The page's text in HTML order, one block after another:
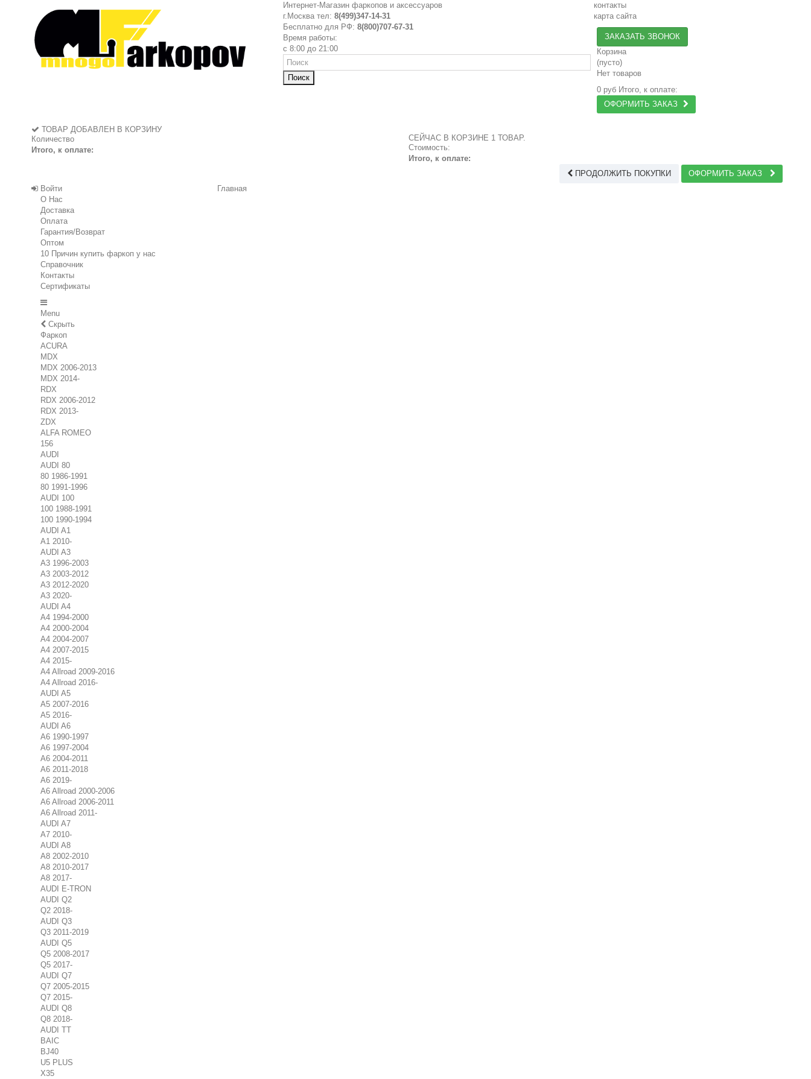
Интернет-Магазин фаркопов и аксессуаров
г.Москва тел: 8(499)347-14-31
Бесплатно для РФ: 8(800)707-67-31
Время работы:
с 8:00 до 21:00
Поиск
контакты
карта сайта
ЗАКАЗАТЬ ЗВОНОК
Корзина
(пусто)
Нет товаров
0 руб Итого, к оплате:
ОФОРМИТЬ ЗАКАЗ
ТОВАР ДОБАВЛЕН В КОРЗИНУ
Количество
Итого, к оплате:
СЕЙЧАС В КОРЗИНЕ 1 ТОВАР.
Стоимость:
Итого, к оплате:
ПРОДОЛЖИТЬ ПОКУПКИ
ОФОРМИТЬ ЗАКАЗ
Войти
Главная
О Нас
Доставка
Оплата
Гарантия/Возврат
Оптом
10 Причин купить фаркоп у нас
Справочник
Контакты
Сертификаты
Menu
Скрыть
Фаркоп
ACURA
MDX
MDX 2006-2013
MDX 2014-
RDX
RDX 2006-2012
RDX 2013-
ZDX
ALFA ROMEO
156
AUDI
AUDI 80
80 1986-1991
80 1991-1996
AUDI 100
100 1988-1991
100 1990-1994
AUDI A1
A1 2010-
AUDI A3
A3 1996-2003
A3 2003-2012
A3 2012-2020
A3 2020-
AUDI A4
A4 1994-2000
A4 2000-2004
A4 2004-2007
A4 2007-2015
A4 2015-
A4 Allroad 2009-2016
A4 Allroad 2016-
AUDI A5
A5 2007-2016
A5 2016-
AUDI A6
A6 1990-1997
A6 1997-2004
A6 2004-2011
A6 2011-2018
A6 2019-
A6 Allroad 2000-2006
A6 Allroad 2006-2011
A6 Allroad 2011-
AUDI A7
A7 2010-
AUDI A8
A8 2002-2010
A8 2010-2017
A8 2017-
AUDI E-TRON
AUDI Q2
Q2 2018-
AUDI Q3
Q3 2011-2019
AUDI Q5
Q5 2008-2017
Q5 2017-
AUDI Q7
Q7 2005-2015
Q7 2015-
AUDI Q8
Q8 2018-
AUDI TT
BAIC
BJ40
U5 PLUS
X35